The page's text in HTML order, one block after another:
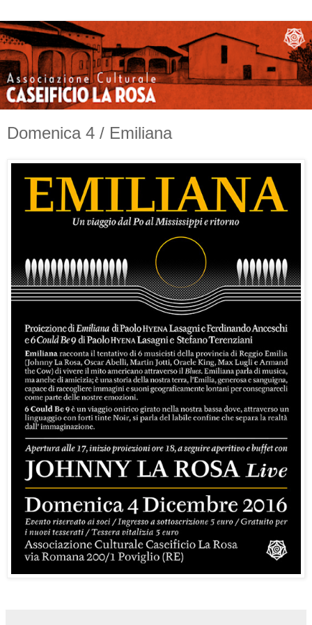
Domenica 4 / Emiliana